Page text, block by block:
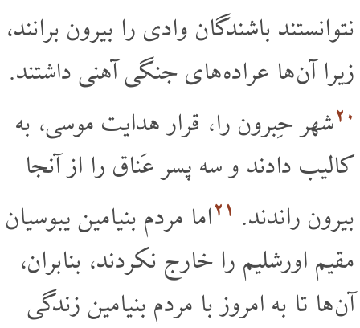
نتوانستند باشندگان وادی را بیرون برانند،
زیرا آن ها عراده های جنگی آهنی داشتند.
۲۰شهر حِبرون را، قرار هدایت موسی، به
کالیب دادند و سه پسر عَناق را از آنجا
بیرون راندند. ۲۱اما مردم بنیامین یبوسیان
مقیم اورشلیم را خارج نکردند، بنابران،
آن ها تا به امروز با مردم بنیامین زندگی